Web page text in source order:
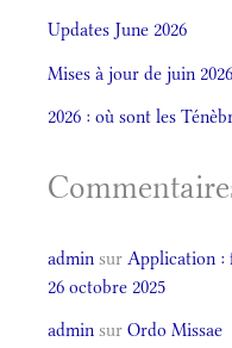
Updates June 2026
Mises à jour de juin 2026
2026 : où sont les
admin sur Application :
26 octobre 2025
admin sur Ordo Missae